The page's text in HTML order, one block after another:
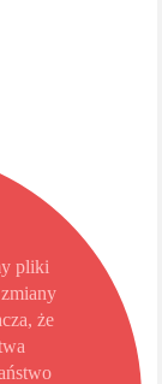
pliki
że